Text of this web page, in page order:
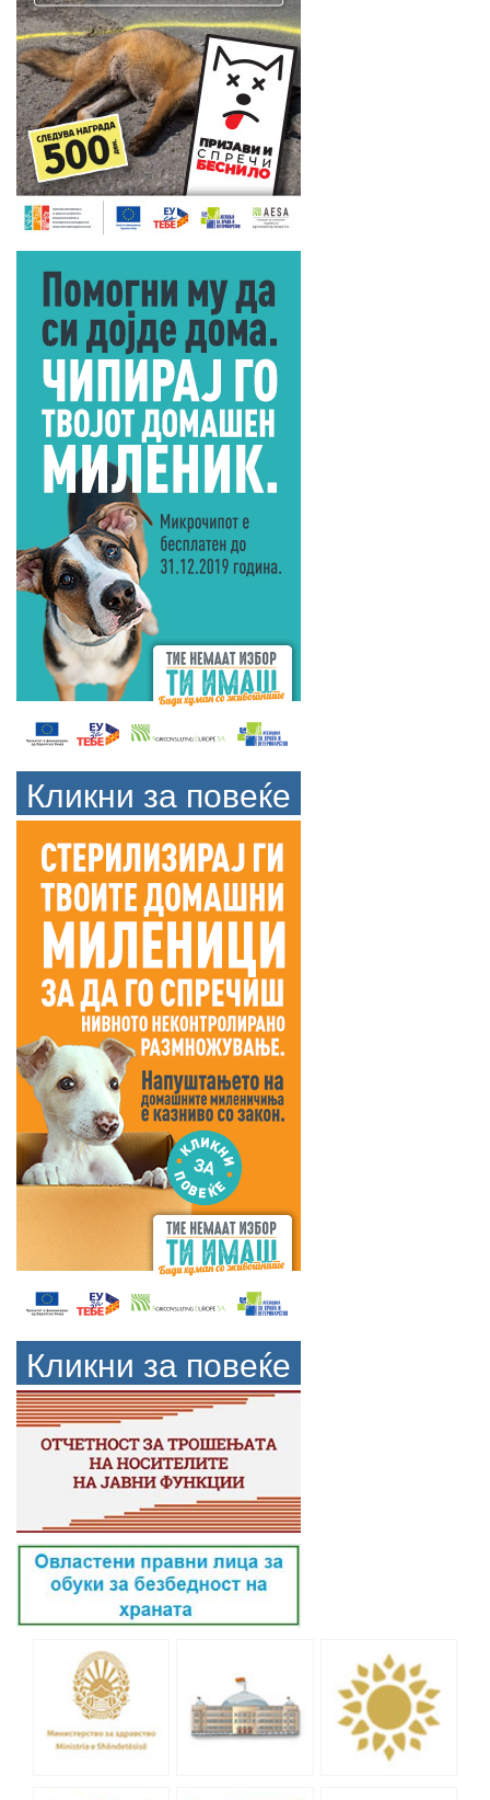
Кликни за повеќе
Кликни за повеќе